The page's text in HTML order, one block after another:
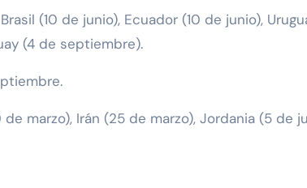
(10 de junio), Ecuador (10 de junio),
(4 de septiembre).
marzo), Irán (25 de marzo), Jordania (5 de